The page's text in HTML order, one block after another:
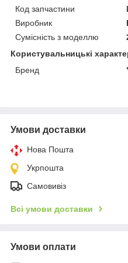
Код запчастини
Виробник
Сумісність з моделлю
Користувальницькі
Бренд
Умови доставки
Нова Пошта
Укрпошта
Самовивіз
Всі умови доставки
Умови оплати